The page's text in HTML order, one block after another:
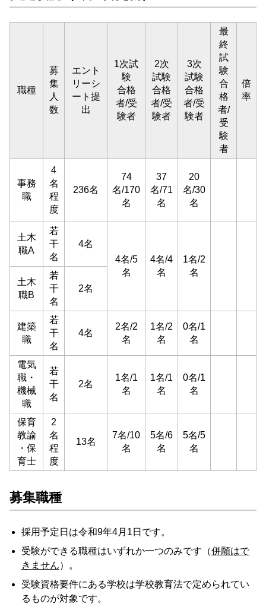
職種
募
集
人
数
エント
リーシ
ート提
出
1次試
験
合格
者/受
験者
2次
試験
合格
者/受
験者
3次
試験
合格
者/受
験者
最
終
試
験
合
格
者/
受
験
者
倍
率
事務
職
4
名
程
度
236名
74
名/170
名
37
名/71
名
20
名/30
名
土木
職A
若
干
名
4名
4名/5
名
4名/4
名
1名/2
名
土木
職B
若
干
名
2名
建築
職
若
干
名
4名
2名/2
名
1名/2
名
0名/1
名
電気
職・
機械
職
若
干
名
2名
1名/1
名
1名/1
名
0名/1
名
保育
教諭
・保
育士
2
名
程
度
13名
7名/10
名
5名/6
名
5名/5
名
募集職種
採用予定日は令和9年4月1日です。
受験ができる職種はいずれか一つのみです（併願はで
きません）。
受験資格要件にある学校は学校教育法で定められてい
るものが対象です。